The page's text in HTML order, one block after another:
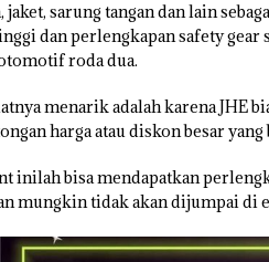
sarung tangan dan lain
dan perlengkapan safety
roda dua.
menarik adalah karena JHE
harga atau diskon besar yang
inilah bisa mendapatkan
mungkin tidak akan dijumpai di